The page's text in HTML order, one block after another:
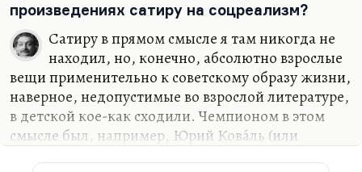
Мне кажется, что он писатель уровня Велтистова
автора «Электроника», «Миллион и один день
каникул», «Гум-Гама» — любимой моей книги
детства. Они были похожи — и каким-то
инфантилизмом, и добротой. Хотя, кстати, у
Велтистова была потрясающая военная повесть…
произведениях сатиру на соцреализм?
Сатиру в прямом смысле я там никогда не
находил, но, конечно, абсолютно взрослые
вещи применительно к советскому образу жизни,
наверное, недопустимые во взрослой литературе,
в детской кое-как сходили. Чемпионом в этом
смысле был, например, Юрий Кова́ль (или